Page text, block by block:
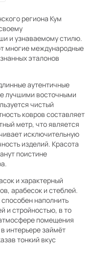
региона Кум
и узнаваемому стилю.
многие международные
эталонов
аутентичные
лучшими восточными
чистый
ковров составляет
метр, что является
исключительную
изделий. Красота
поистине
и характерный
арабесок и стеблей.
наполнить
и стройностью, в то
помещения
интерьере займёт
тонкий вкус